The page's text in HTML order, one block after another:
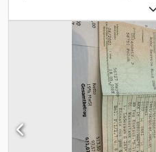
mm, greutate operațională:
condiționat, baie, blocare
fotovoltaic, pilot automat de
sistem de navigație, tracțiune
nefumători, înmatriculare auto
,
vehicul off-road fără
șasiu disponibil nou Mercedes
echipat încă cu foarte apreciatul
automată!) de la Mercedes, care